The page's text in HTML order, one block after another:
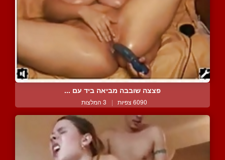
פצצה שובבה מביאה ביד עם ...
6090 צפיות | 3 המלצות